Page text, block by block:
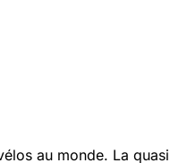
au monde. La